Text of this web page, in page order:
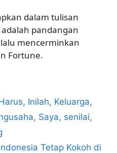
dalam tulisan
pandangan
mencerminkan
Fortune.
, Inilah, Keluarga,
, Saya, senilai,
Tetap Kokoh di